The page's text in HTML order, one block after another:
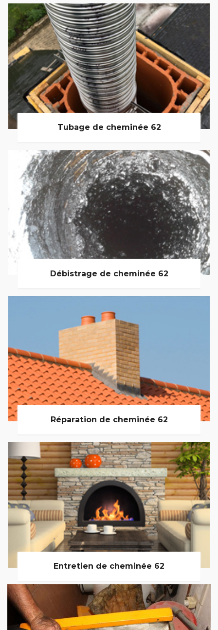
Tubage de cheminée 62
Débistrage de cheminée 62
Réparation de cheminée 62
Entretien de cheminée 62